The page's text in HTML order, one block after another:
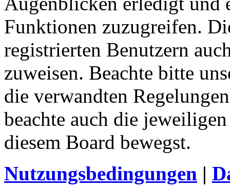
Funktionen zuzugreifen.
registrierten Benutzern
zuweisen. Beachte bitte
die verwandten
beachte auch die
diesem Board bewegst.
Nutzungsbedingungen |